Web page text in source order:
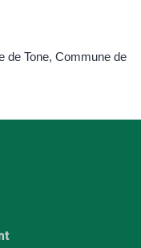
de Tone, Commune de